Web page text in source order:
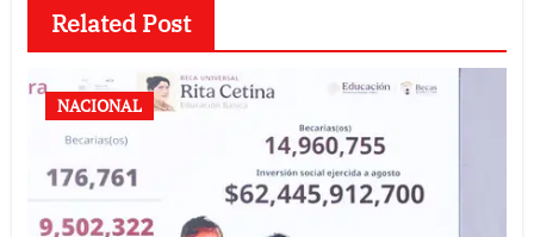
Related Post
NACIONAL